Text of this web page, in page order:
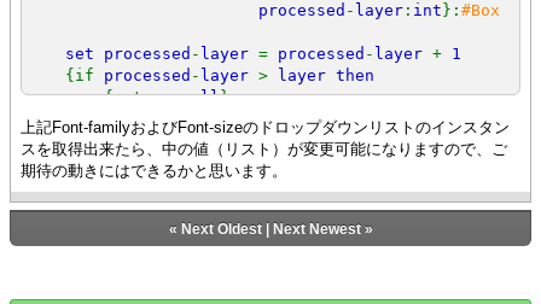
processed - layer : int }: #Box
set processed - layer = processed - layer + 1
{if processed - layer >
layer then
{returnnull}
}
{if-non-null gc= g.graphical-children then
{whiletruedo
{def(child:any,eof?:bool) = {gc.read-
{output"Child TYPE:"& {type-
上記Font-familyおよびFont-sizeのドロップダウンリストのインスタン
スを取得出来たら、中の値（リスト）が変更可能になりますので、ご
期待の動きにはできるかと思います。
« Next Oldest| Next Newest»